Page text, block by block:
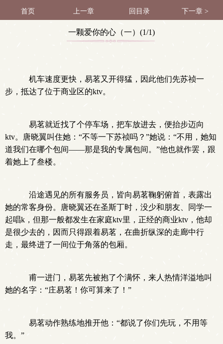
首页 上一章 回目录 下一章 >
一颗爱你的心（一）(1/1)
机车速度更快，易茗又开得猛，因此他们先苏祯一
步，抵达了位于商业区的ktv。
易茗就近找了个停车场，把车放进去，便抬步迈向
ktv。唐晓翼叫住她：“不等一下苏祯吗？”她说：“不用，她知
道我们在哪个包间——那是我的专属包间。”他也就作罢，跟
着她上了叁楼。
沿途遇见的所有服务员，皆向易茗鞠躬俯首，表露出
她的常客身份。唐晓翼还在圣斯丁时，没少和朋友、同学一
起唱k，但那一般都发生在家庭ktv里，正经的商业ktv，他却
是很少去的，因而只得跟着易茗，在曲折纵深的走廊中行
走，最终进了一间位于角落的包厢。
甫一进门，易茗先被抱了个满怀，来人热情洋溢地叫
她的名字：“庄易茗！你可算来了！”
易茗动作熟练地推开他：“都说了你们先玩，不用等
我。”